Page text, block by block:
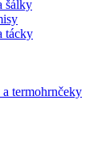
šálky
tácky
termohrnčeky